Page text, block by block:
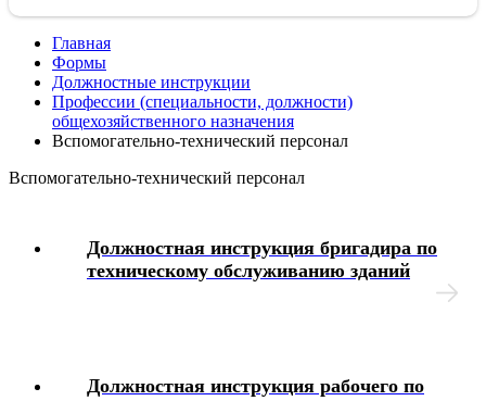
Оплата труда
Представительные органы работников
Коллективный договор
Рабочее время
Главная
Формы
Должностные инструкции
Профессии (специальности, должности)
общехозяйственного назначения
Вспомогательно-технический персонал
Вспомогательно-технический персонал
Должностная инструкция бригадира по
техническому обслуживанию зданий
Должностная инструкция рабочего по